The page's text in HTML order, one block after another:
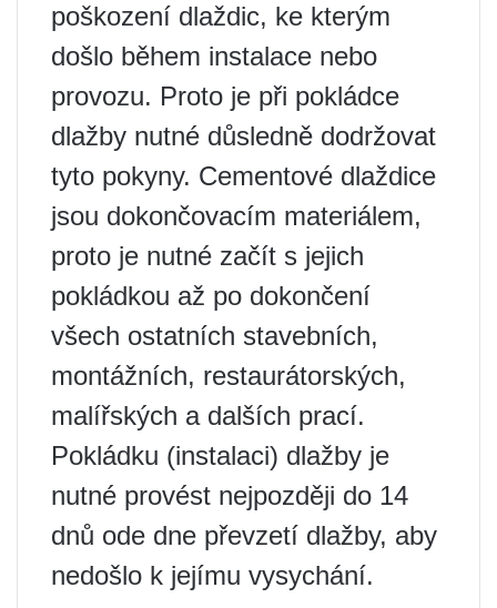
poškození dlaždic, ke kterým
došlo během instalace nebo
provozu. Proto je při pokládce
dlažby nutné důsledně dodržovat
tyto pokyny. Cementové dlaždice
jsou dokončovacím materiálem,
proto je nutné začít s jejich
pokládkou až po dokončení
všech ostatních stavebních,
montážních, restaurátorských,
malířských a dalších prací.
Pokládku (instalaci) dlažby je
nutné provést nejpozději do 14
dnů ode dne převzetí dlažby, aby
nedošlo k jejímu vysychání.